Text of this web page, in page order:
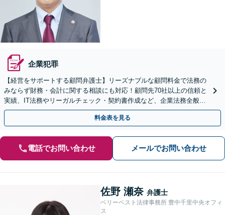
企業犯罪
【経営をサポートする顧問弁護士】リーズナブルな顧問料金で法務の
みならず財務・会計に関する相談にも対応！顧問先70社以上の信頼と
実績、IT法務やリーガルチェック・契約書作成など、企業法務全般に
ついてお気軽にご相談ください
料金表を見る
電話でお問い合わせ メールでお問い合わせ
佐野 瀬奈 弁護士
ベリーベスト法律事務所 豊中千里中央オフィ
ス